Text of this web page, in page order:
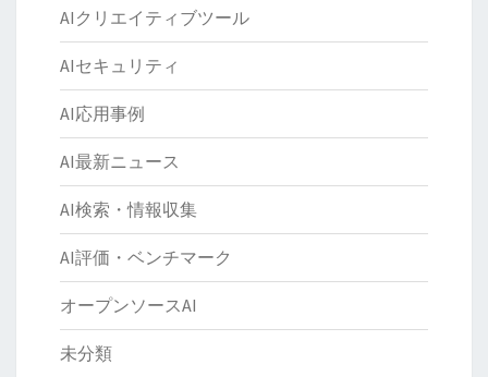
AIクリエイティブツール
AIセキュリティ
AI応用事例
AI最新ニュース
AI検索・情報収集
AI評価・ベンチマーク
オープンソースAI
未分類